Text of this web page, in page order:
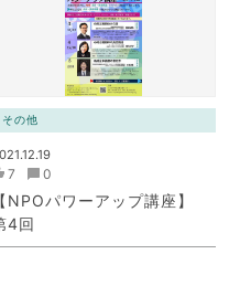
その他
7 0
【NPOパワーアップ講座】
4回